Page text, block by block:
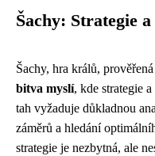
Šachy: Strategie
Šachy, hra králů,
bitva myslí, kde strategie
tah vyžaduje důkladnou
záměrů a hledání
strategie je nezbytná, ale